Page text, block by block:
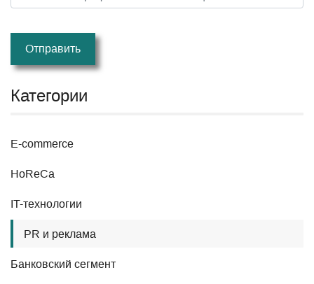
Категории
E-commerce
HoReCa
IT-технологии
PR и реклама
Банковский сегмент
Отправить